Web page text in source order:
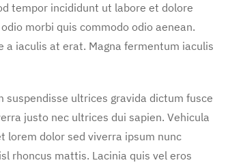
tempor incididunt ut labore et dolore
morbi quis commodo odio aenean.
iaculis at erat. Magna fermentum iaculis
ultrices gravida dictum fusce
justo nec ultrices dui sapien. Vehicula
lorem dolor sed viverra ipsum nunc
rhoncus mattis. Lacinia quis vel eros